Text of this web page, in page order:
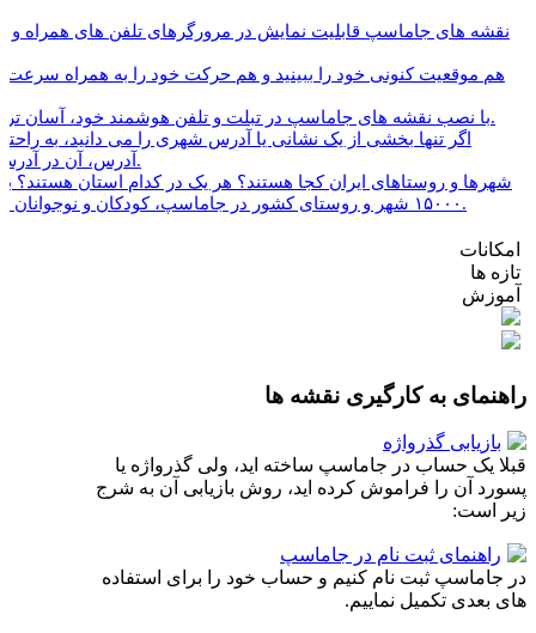
امکانات
تازه ها
آموزش
راهنمای به کارگیری نقشه ها
بازیابی گذرواژه
قبلا یک حساب در جاماسپ ساخته اید، ولی گذرواژه یا
پسورد آن را فراموش کرده اید، روش بازیابی آن به شرج
زیر است:
راهنمای ثبت نام در جاماسپ
در جاماسپ ثبت نام کنیم و حساب خود را برای استفاده
های بعدی تکمیل نماییم.